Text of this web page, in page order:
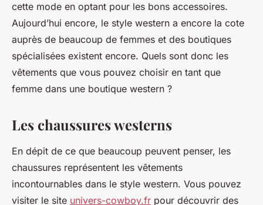
cette mode en optant pour les bons accessoires.
Aujourd’hui encore, le style western a encore la cote
auprès de beaucoup de femmes et des boutiques
spécialisées existent encore. Quels sont donc les
vêtements que vous pouvez choisir en tant que
femme dans une boutique western ?
Les chaussures westerns
En dépit de ce que beaucoup peuvent penser, les
chaussures représentent les vêtements
incontournables dans le style western. Vous pouvez
visiter le site univers-cowboy.fr pour découvrir des